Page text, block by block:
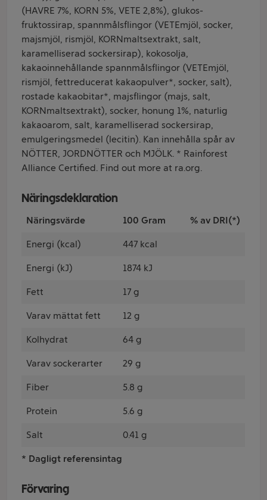
(HAVRE 7%, KORN 5%, VETE 2,8%), glukos-
fruktossirap, spannmålsflingor (VETEmjöl, socker,
majsmjöl, rismjöl, KORNmaltsextrakt, salt,
karamelliserad sockersirap), kokosolja,
kakaoinnehållande spannmålsflingor (VETEmjöl,
rismjöl, fettreducerat kakaopulver*, socker, salt),
rostade kakaobitar*, majsflingor (majs, salt,
KORNmaltsextrakt), socker, honung 1%, naturlig
kakaoarom, salt, karamelliserad sockersirap,
emulgeringsmedel (lecitin). Kan innehålla spår av
NÖTTER, JORDNÖTTER och MJÖLK. * Rainforest
Alliance Certified. Find out more at ra.org.
Näringsdeklaration
Näringsvärde 100 Gram % av DRI(*)
Energi (kcal) 447 kcal
Energi (kJ) 1874 kJ
Fett 17 g
Varav mättat fett 12 g
Kolhydrat 64 g
Varav sockerarter 29 g
Fiber 5.8 g
Protein 5.6 g
Salt 0.41 g
* Dagligt referensintag
Förvaring